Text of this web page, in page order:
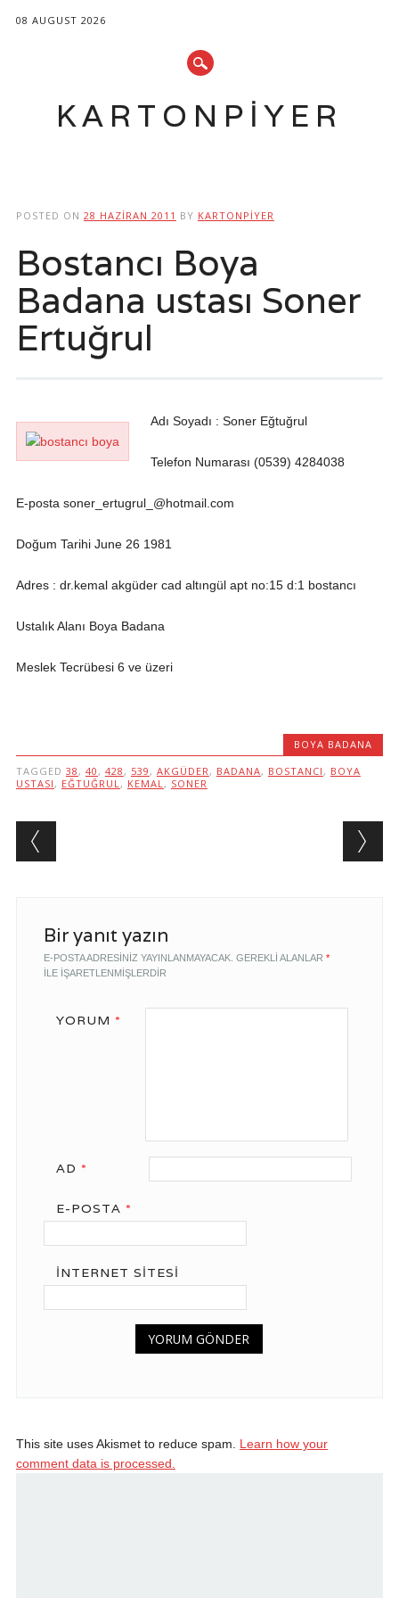
08 AUGUST 2026
KARTONPIYER
POSTED ON 28 HAZIRAN 2011 BY KARTONPIYER
Bostancı Boya
Badana ustası Soner
Ertuğrul
Adı Soyadı : Soner Eğtuğrul
Telefon Numarası (0539) 4284038
E-posta soner_ertugrul_@hotmail.com
Doğum Tarihi June 26 1981
Adres : dr.kemal akgüder cad altıngül apt no:15 d:1 bostancı
Ustalık Alanı Boya Badana
Meslek Tecrübesi 6 ve üzeri
BOYA BADANA
TAGGED 38 , 40 , 428 , 539 , AKGÜDER, BADANA, BOSTANCI , BOYA
USTASI , EĞTUĞRUL, KEMAL, SONER
Post navigation
Bir yanıt yazın
E-POSTA ADRESINIZ YAYINLANMAYACAK. GEREKLI ALANLAR *
ILE IŞARETLENMIŞLERDIR
YORUM *
AD *
E-POSTA *
İNTERNET SITESI
This site uses Akismet to reduce spam. Learn how your
comment data is processed.